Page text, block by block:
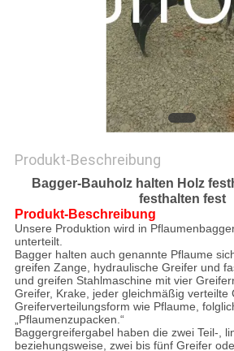
Produkt-Beschreibung
Bagger-Bauholz halten Holz
festhalten fest
Produkt-Beschreibung
Unsere Produktion wird in
unterteilt.
Bagger halten auch genannte Pflaume
greifen Zange, hydraulische Greifer und
und greifen Stahlmaschine mit vier
Greifer, Krake, jeder gleichmäßig verteilte
Greiferverteilungsform wie Pflaume,
„Pflaumenzupacken.“
Baggergreifergabel haben die zwei Teil-,
beziehungsweise, zwei bis fünf Greifer